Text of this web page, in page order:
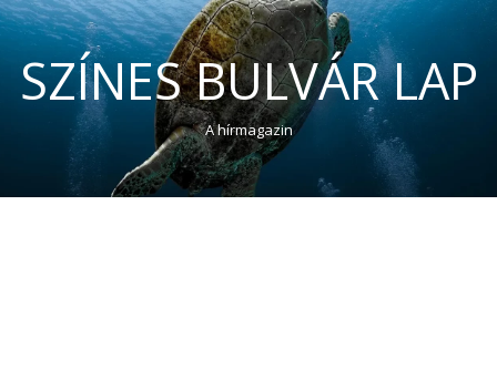
SZÍNES BULVÁR LAP
A hírmagazin